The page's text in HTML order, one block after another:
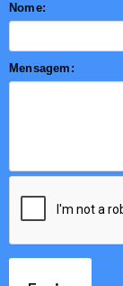
Nome:
Mensagem: